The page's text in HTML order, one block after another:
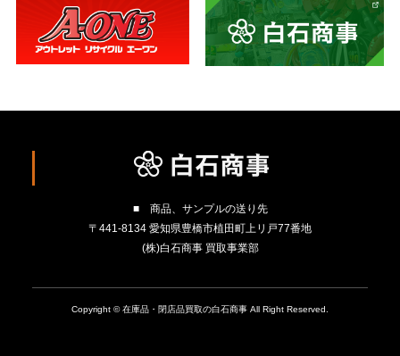
■ 商品、サンプルの送り先
〒441-8134 愛知県豊橋市植田町上リ戸77番地
(株)白石商事 買取事業部
Copyright © 在庫品・閉店品買取の白石商事 All Right Reserved.